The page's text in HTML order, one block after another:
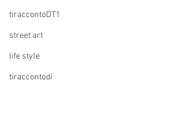
tiraccontoDT1
street art
life style
tiraccontodi